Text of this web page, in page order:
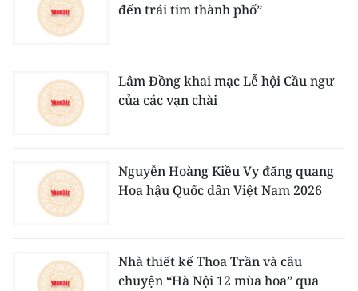
đến trái tim thành phố”
Lâm Đồng khai mạc Lễ hội Cầu ngư
của các vạn chài
Nguyễn Hoàng Kiều Vy đăng quang
Hoa hậu Quốc dân Việt Nam 2026
Nhà thiết kế Thoa Trần và câu
chuyện “Hà Nội 12 mùa hoa” qua